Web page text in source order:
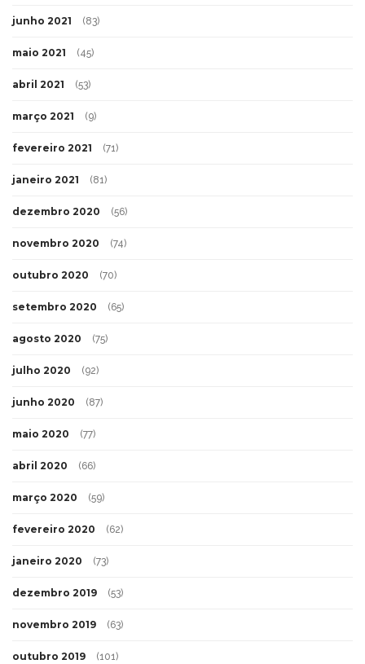
junho 2021 (83)
maio 2021 (45)
abril 2021 (53)
março 2021 (9)
fevereiro 2021 (71)
janeiro 2021 (81)
dezembro 2020 (56)
novembro 2020 (74)
outubro 2020 (70)
setembro 2020 (65)
agosto 2020 (75)
julho 2020 (92)
junho 2020 (87)
maio 2020 (77)
abril 2020 (66)
março 2020 (59)
fevereiro 2020 (62)
janeiro 2020 (73)
dezembro 2019 (53)
novembro 2019 (63)
outubro 2019 (101)